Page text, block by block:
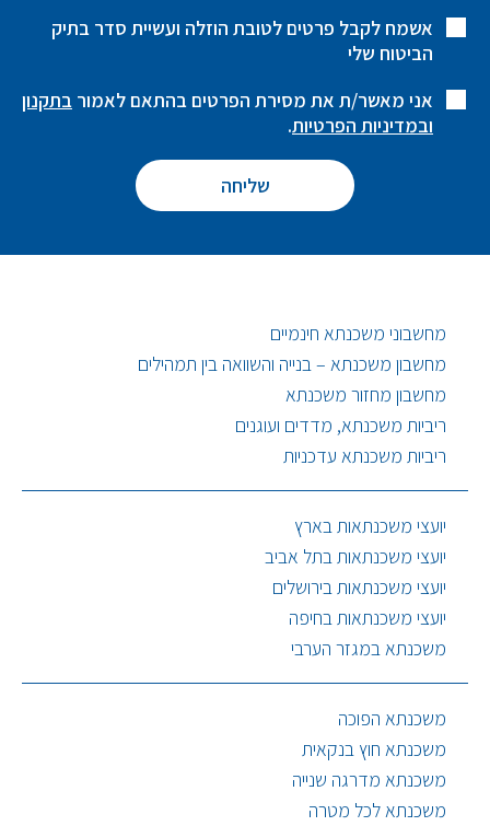
אשמח לקבל פרטים לטובת הוזלה ועשיית סדר בתיק
הביטוח שלי
אני מאשר/ת את מסירת הפרטים בהתאם לאמור בתקנון
ובמדיניות הפרטיות.
מחשבוני משכנתא חינמיים
מחשבון משכנתא – בנייה והשוואה בין תמהילים
מחשבון מחזור משכנתא
ריביות משכנתא, מדדים ועוגנים
ריביות משכנתא עדכניות
יועצי משכנתאות בארץ
יועצי משכנתאות בתל אביב
יועצי משכנתאות בירושלים
יועצי משכנתאות בחיפה
משכנתא במגזר הערבי
משכנתא הפוכה
משכנתא חוץ בנקאית
משכנתא מדרגה שנייה
משכנתא לכל מטרה